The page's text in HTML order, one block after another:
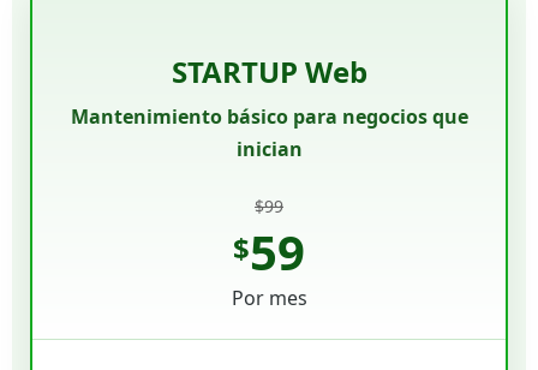
STARTUP Web
Mantenimiento básico para negocios que
inician
$99
$59
Por mes